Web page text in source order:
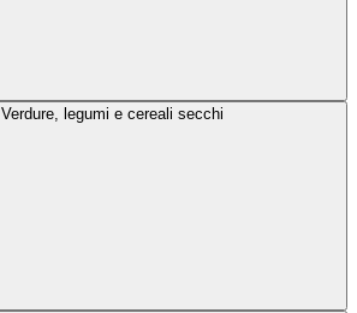
Verdure, legumi e cereali secchi